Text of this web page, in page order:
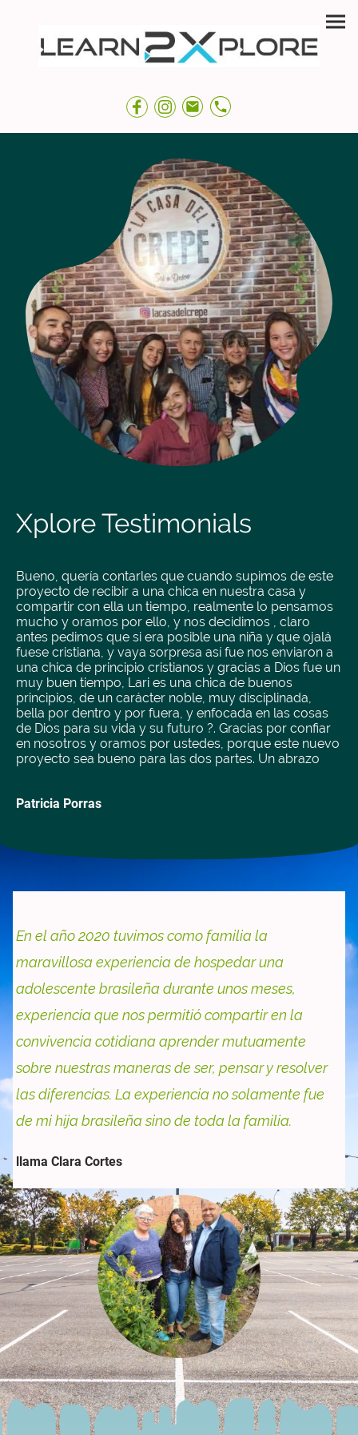
Xplore Testimonials
Bueno, quería contarles que cuando supimos de este
proyecto de recibir a una chica en nuestra casa y
compartir con ella un tiempo, realmente lo pensamos
mucho y oramos por ello, y nos decidimos , claro
antes pedimos que si era posible una niña y que ojalá
fuese cristiana, y vaya sorpresa así fue nos enviaron a
una chica de principio cristianos y gracias a Dios fue un
muy buen tiempo, Lari es una chica de buenos
principios, de un carácter noble, muy disciplinada,
bella por dentro y por fuera, y enfocada en las cosas
de Dios para su vida y su futuro ?. Gracias por confiar
en nosotros y oramos por ustedes, porque este nuevo
proyecto sea bueno para las dos partes. Un abrazo
Patricia Porras
En el año 2020 tuvimos como familia la
maravillosa experiencia de hospedar una
adolescente brasileña durante unos meses,
experiencia que nos permitió compartir en la
convivencia cotidiana aprender mutuamente
sobre nuestras maneras de ser, pensar y resolver
las diferencias. La experiencia no solamente fue
de mi hija brasileña sino de toda la familia.
llama Clara Cortes